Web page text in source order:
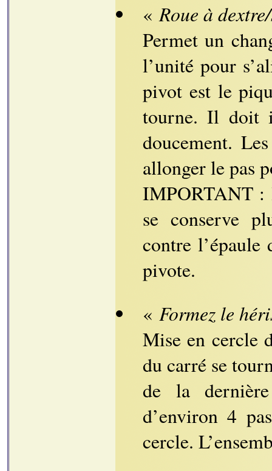
«Roue à
Permet un
l’unité pour
pivot est le
tourne. Il doit
doucement.
allonger le pas
IMPORTANT :
se conserve
contre
pivote.
« Formez le
Mise en cercle
du carré se
de la
d’environ 4
cercle.